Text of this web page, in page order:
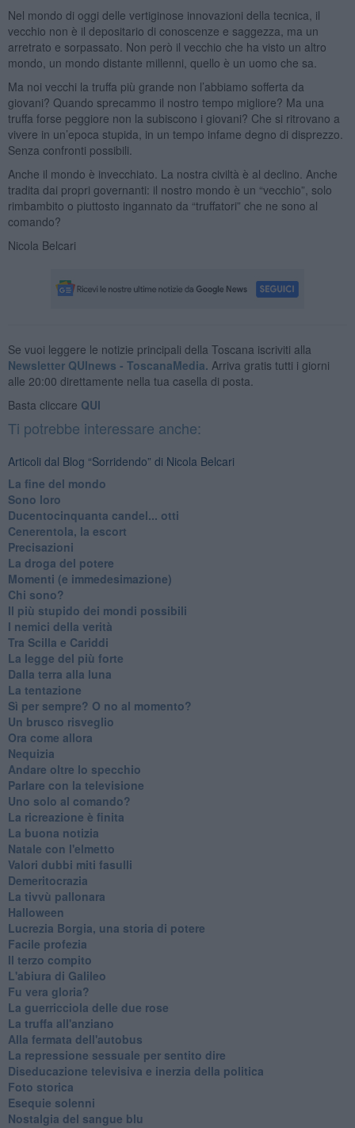
Nel mondo di oggi delle vertiginose innovazioni della tecnica, il
vecchio non è il depositario di conoscenze e saggezza, ma un
arretrato e sorpassato. Non però il vecchio che ha visto un altro
mondo, un mondo distante millenni, quello è un uomo che sa.
Ma noi vecchi la truffa più grande non l’abbiamo sofferta da
giovani? Quando sprecammo il nostro tempo migliore? Ma una
truffa forse peggiore non la subiscono i giovani? Che si ritrovano a
vivere in un’epoca stupida, in un tempo infame degno di disprezzo.
Senza confronti possibili.
Anche il mondo è invecchiato. La nostra civiltà è al declino. Anche
tradita dai propri governanti: il nostro mondo è un “vecchio”, solo
rimbambito o piuttosto ingannato da “truffatori” che ne sono al
comando?
Nicola Belcari
Se vuoi leggere le notizie principali della Toscana iscriviti alla
Newsletter QUInews - ToscanaMedia. Arriva gratis tutti i giorni
alle 20:00 direttamente nella tua casella di posta.
Basta cliccare QUI
Ti potrebbe interessare anche:
Articoli dal Blog “Sorridendo” di Nicola Belcari
La fine del mondo
Sono loro
Ducentocinquanta candel... otti
Cenerentola, la escort
Precisazioni
La droga del potere
Momenti (e immedesimazione)
Chi sono?
Il più stupido dei mondi possibili
I nemici della verità
Tra Scilla e Cariddi
La legge del più forte
Dalla terra alla luna
La tentazione
​Sì per sempre? O no al momento?
Un brusco risveglio
Ora come allora
Nequizia
Andare oltre lo specchio
Parlare con la televisione
Uno solo al comando?
La ricreazione è finita
La buona notizia
Natale con l'elmetto
Valori dubbi miti fasulli
Demeritocrazia
La tivvù pallonara
Halloween
​Lucrezia Borgia, una storia di potere
Facile profezia
Il terzo compito
L'abiura di Galileo
Fu vera gloria?
La guerricciola delle due rose
La truffa all'anziano
Alla fermata dell'autobus
La repressione sessuale per sentito dire
Diseducazione televisiva e inerzia della politica
Foto storica
Esequie solenni
Nostalgia del sangue blu